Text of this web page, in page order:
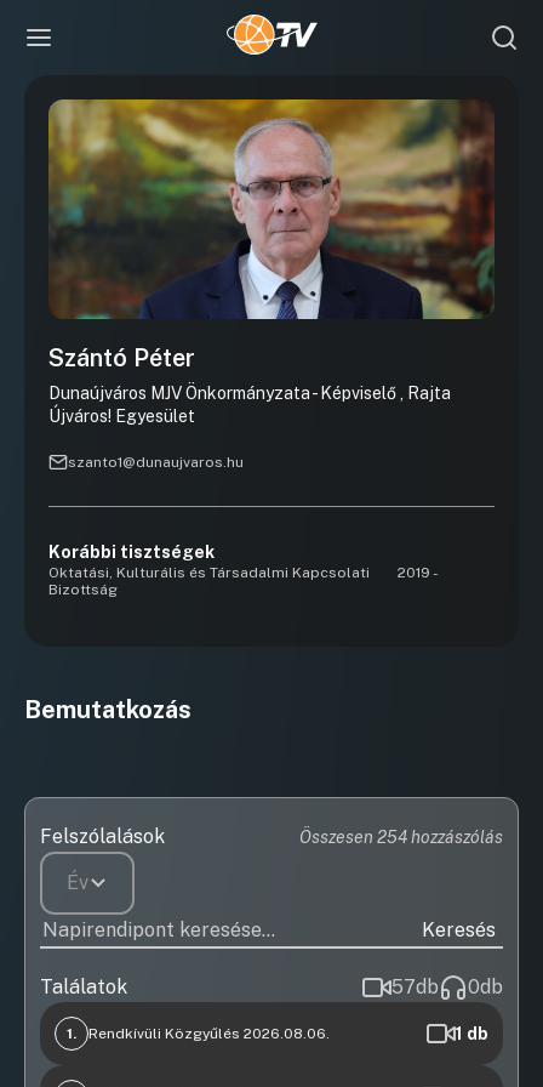
Szántó Péter
Dunaújváros MJV Önkormányzata - Képviselő , Rajta
Újváros! Egyesület
szanto1@dunaujvaros.hu
Korábbi tisztségek
Oktatási, Kulturális és Társadalmi Kapcsolati
Bizottság
2019 -
Bemutatkozás
Felszólalások Összesen 254 hozzászólás
Év
Keresés
Találatok 57db 0db
1. Rendkívüli Közgyűlés 2026.08.06. 1 db